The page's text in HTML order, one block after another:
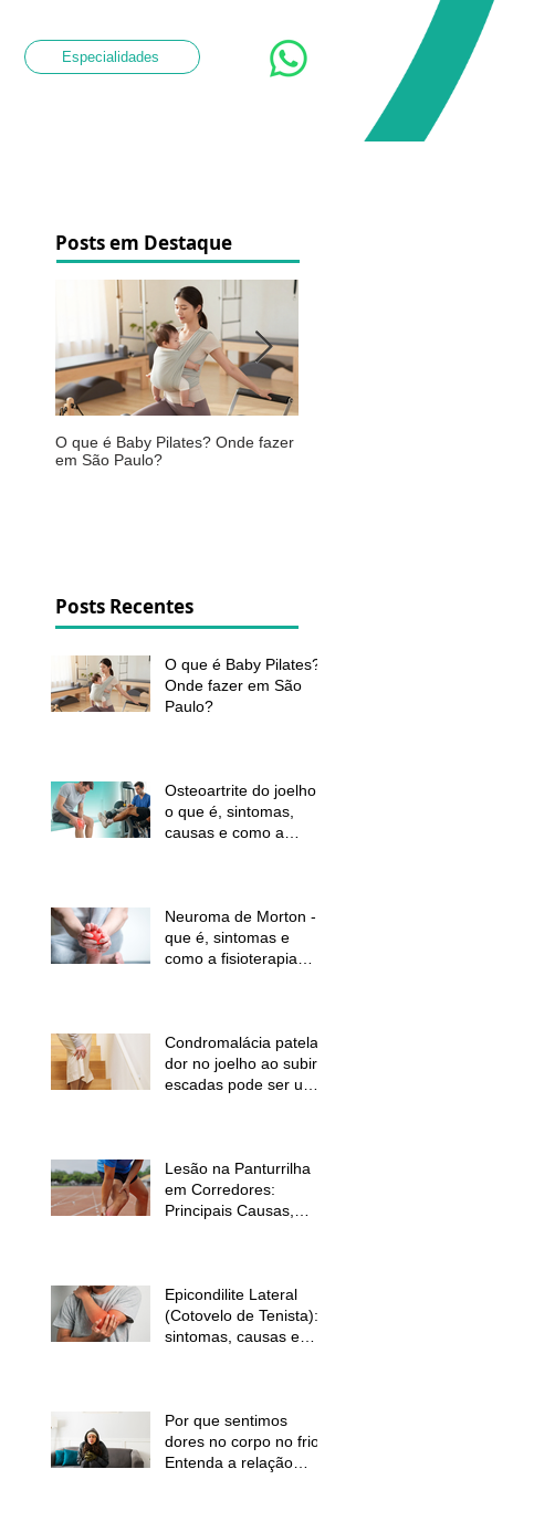
Especialidades
Posts em Destaque
O que é Baby Pilates? Onde fazer
em São Paulo?
Posts Recentes
O que é Baby Pilates?
Onde fazer em São
Paulo?
Osteoartrite do joelho:
o que é, sintomas,
causas e como a
Neuroma de Morton - o
que é, sintomas e
como a fisioterapia
Condromalácia patelar:
dor no joelho ao subir
escadas pode ser um
Lesão na Panturrilha
em Corredores:
Principais Causas,
Epicondilite Lateral
(Cotovelo de Tenista):
sintomas, causas e
Por que sentimos
dores no corpo no frio?
Entenda a relação